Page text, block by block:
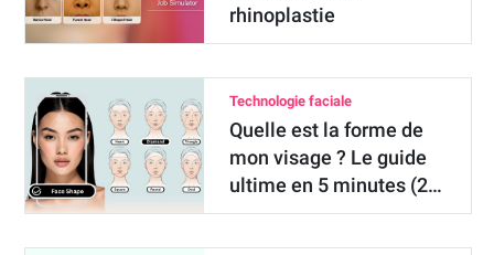
rhinoplastie
Technologie faciale
Quelle est la forme de
mon visage ? Le guide
ultime en 5 minutes (2…